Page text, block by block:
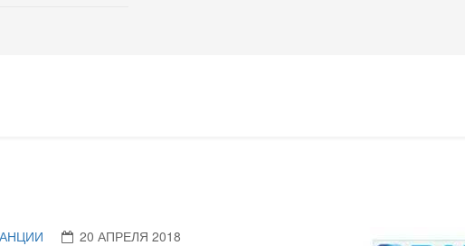
20 АПРЕЛЯ 2018